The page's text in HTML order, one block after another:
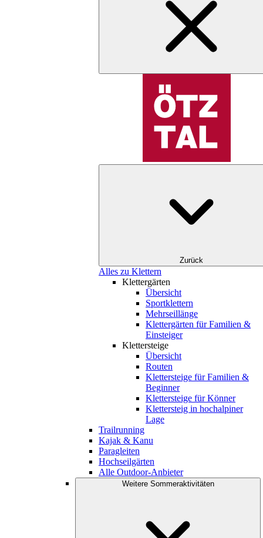
Zurück
Alles zu Klettern
Klettergärten
Übersicht
Sportklettern
Mehrseillänge
Klettergärten für Familien &
Einsteiger
Klettersteige
Übersicht
Routen
Klettersteige für Familien &
Beginner
Klettersteige für Könner
Klettersteig in hochalpiner
Lage
Trailrunning
Kajak & Kanu
Paragleiten
Hochseilgärten
Alle Outdoor-Anbieter
Weitere Sommeraktivitäten